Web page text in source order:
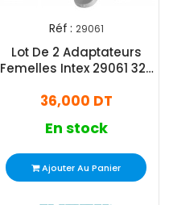
Réf : 29061
Lot De 2 Adaptateurs
Femelles Intex 29061 32-
36,000 DT
En stock
Ajouter Au Panier